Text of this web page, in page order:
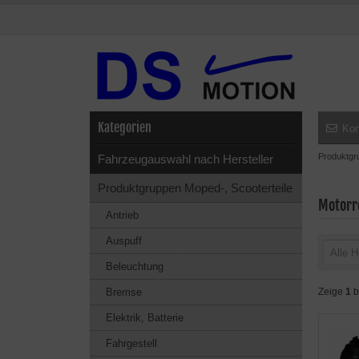
Alle
Zeige 1
Kategorien
Fahrzeugauswahl nach Hersteller
Produktgruppen Moped-, Scooterteile
Antrieb
Auspuff
Beleuchtung
Bremse
Elektrik, Batterie
Fahrgestell